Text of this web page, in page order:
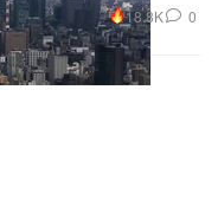
18.8K 0